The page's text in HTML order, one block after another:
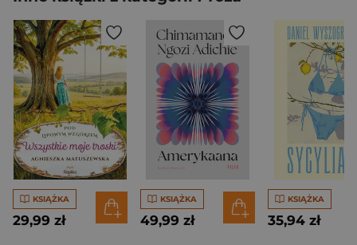
KSIĄŻKA
29,99 zł
KSIĄŻKA
49,99 zł
KSIĄŻKA
35,94 zł